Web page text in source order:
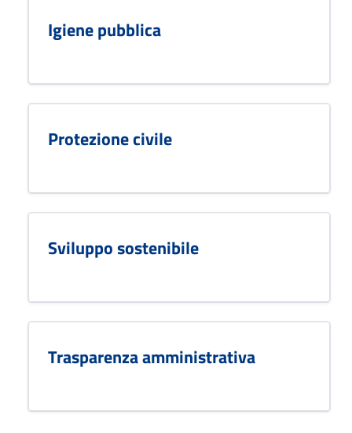
Igiene pubblica
Protezione civile
Sviluppo sostenibile
Trasparenza amministrativa